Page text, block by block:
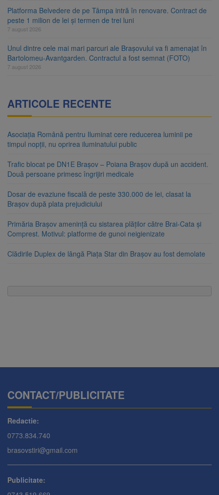
Platforma Belvedere de pe Tâmpa intră în renovare. Contract de
peste 1 milion de lei și termen de trei luni
7 august 2026
Unul dintre cele mai mari parcuri ale Brașovului va fi amenajat în
Bartolomeu-Avantgarden. Contractul a fost semnat (FOTO)
7 august 2026
ARTICOLE RECENTE
Asociația Română pentru Iluminat cere reducerea luminii pe
timpul nopții, nu oprirea iluminatului public
Trafic blocat pe DN1E Brașov – Poiana Brașov după un accident.
Două persoane primesc îngrijiri medicale
Dosar de evaziune fiscală de peste 330.000 de lei, clasat la
Brașov după plata prejudiciului
Primăria Brașov amenință cu sistarea plăților către Brai-Cata și
Comprest. Motivul: platforme de gunoi neigienizate
Clădirile Duplex de lângă Piața Star din Brașov au fost demolate
CONTACT/PUBLICITATE
Redactie:
0773.834.740
brasovstiri@gmail.com
Publicitate: